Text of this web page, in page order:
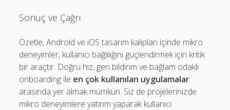
Sonuç ve Çağrı
Özetle, Android ve iOS tasarım kalıpları içinde mikro
deneyimler, kullanıcı bağlılığını güçlendirmek için kritik
bir araçtır. Doğru hız, geri bildirim ve bağlam odaklı
onboarding ile en çok kullanılan uygulamalar
arasında yer almak mümkün. Siz de projelerinizde
mikro deneyimlere yatırım yaparak kullanıcı